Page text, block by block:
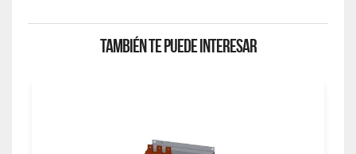
TAMBIÉN TE PUEDE INTERESAR